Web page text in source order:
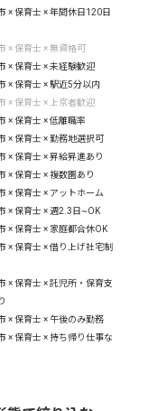
× 保育士 × 年間休日120日
× 保育士 × 無資格可
× 保育士 × 未経験歓迎
× 保育士 × 駅近5分以内
× 保育士 × 上京者歓迎
× 保育士 × 低離職率
× 保育士 × 勤務地選択可
× 保育士 × 昇給昇進あり
× 保育士 × 複数園あり
× 保育士 × アットホーム
× 保育士 × 週2.3日~OK
× 保育士 × 家庭都合休OK
× 保育士 × 借り上げ社宅制
× 保育士 × 託児所・保育支
× 保育士 × 午後のみ勤務
× 保育士 × 持ち帰り仕事な